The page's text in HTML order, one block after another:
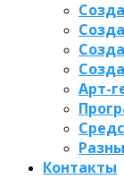
Арт-
Контакты